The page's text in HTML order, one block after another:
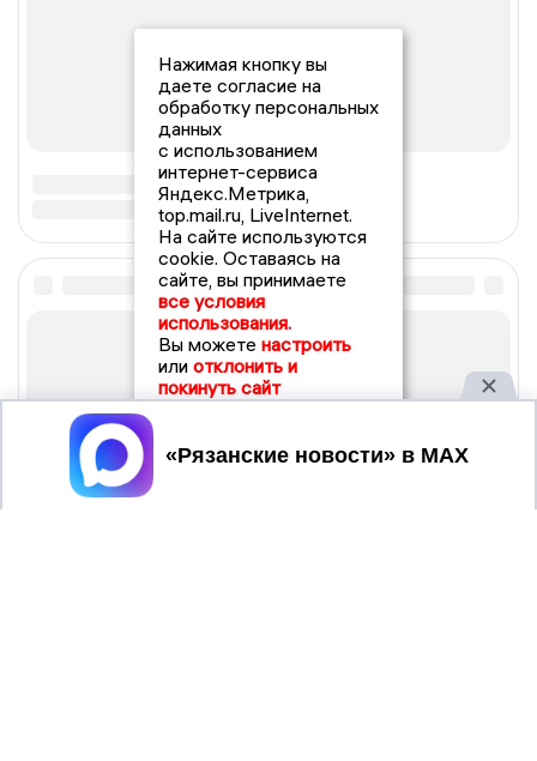
Нажимая кнопку вы
даете согласие на
обработку персональных
данных
с использованием
интернет-сервиса
Яндекс.Метрика,
top.mail.ru, LiveInternet.
На сайте используются
cookie. Оставаясь на
сайте, вы принимаете
все условия
использования.
Вы можете настроить
или отклонить и
покинуть сайт
Принять